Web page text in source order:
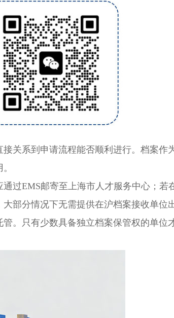
关系到申请流程能否顺利进行。档案作
过EMS邮寄至上海市人才服务中心；若
部分情况下无需提供在沪档案接收单位
。只有少数具备独立档案保管权的单位